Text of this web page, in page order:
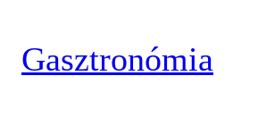
Gasztronómia